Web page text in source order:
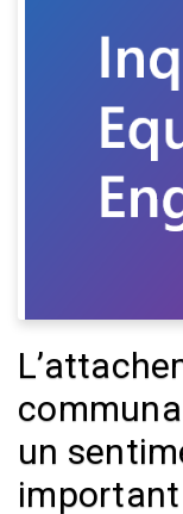
un
important